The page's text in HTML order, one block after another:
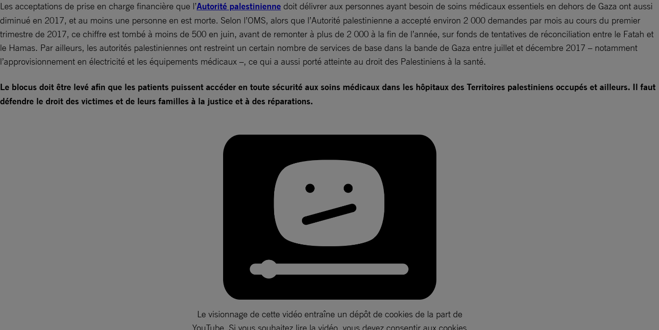
Les acceptations de prise en charge financière que l’Autorité palestinienne doit délivrer aux personnes ayant besoin de soins médicaux essentiels en dehors de Gaza ont aussi
diminué en 2017, et au moins une personne en est morte. Selon l’OMS, alors que l’Autorité palestinienne a accepté environ 2 000 demandes par mois au cours du premier
trimestre de 2017, ce chiffre est tombé à moins de 500 en juin, avant de remonter à plus de 2 000 à la fin de l’année, sur fonds de tentatives de réconciliation entre le Fatah et
le Hamas. Par ailleurs, les autorités palestiniennes ont restreint un certain nombre de services de base dans la bande de Gaza entre juillet et décembre 2017 – notamment
l’approvisionnement en électricité et les équipements médicaux –, ce qui a aussi porté atteinte au droit des Palestiniens à la santé.
Le blocus doit être levé afin que les patients puissent accéder en toute sécurité aux soins médicaux dans les hôpitaux des Territoires palestiniens occupés et ailleurs. Il faut
défendre le droit des victimes et de leurs familles à la justice et à des réparations.
Le visionnage de cette vidéo entraîne un dépôt de cookies de la part de
YouTube. Si vous souhaitez lire la vidéo, vous devez consentir aux cookies